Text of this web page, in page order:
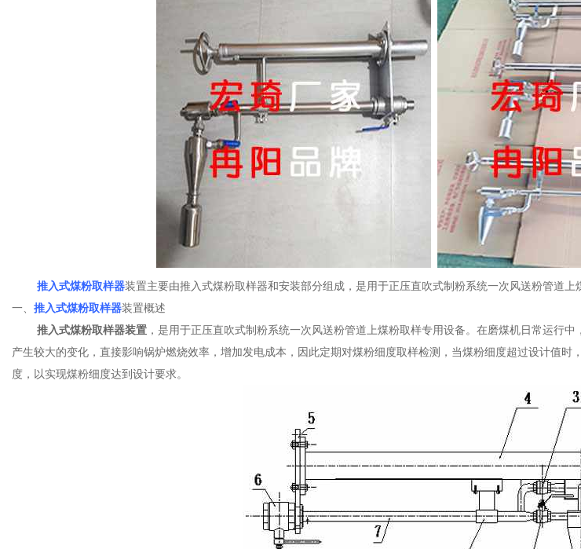
推入式煤粉取样器装置主要由推入式煤粉取样器和安装部分组成，是用于正压直吹式制粉系统一次风送粉管道上
一、 推入式煤粉取样器装置概述
推入式煤粉取样器装置 ，是用于正压直吹式制粉系统一次风送粉管道上煤粉取样专用设备。在磨煤机日常运行
产生较大的变化，直接影响锅炉燃烧效率，增加发电成本，因此定期对煤粉细度取样检测，当煤粉细度超过设计值时
度，以实现煤粉细度达到设计要求。